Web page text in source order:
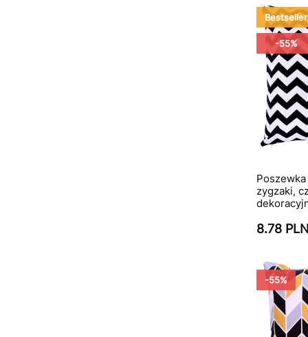
Bestseller
-55%
zygzaki,
8.78
-55%